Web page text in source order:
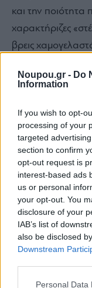
Noupou.gr - Do
Information
If you wish to opt-
processing of your
targeted
section to confirm
opt-out request is
interest-based ads
us or personal
your opt-out. You
disclosure of your
IAB’s list of
also be disclosed
Downstream
Please note that
Personal Data
και την ποιότητα
χαρακτήριζες
βρεις
school μουισική